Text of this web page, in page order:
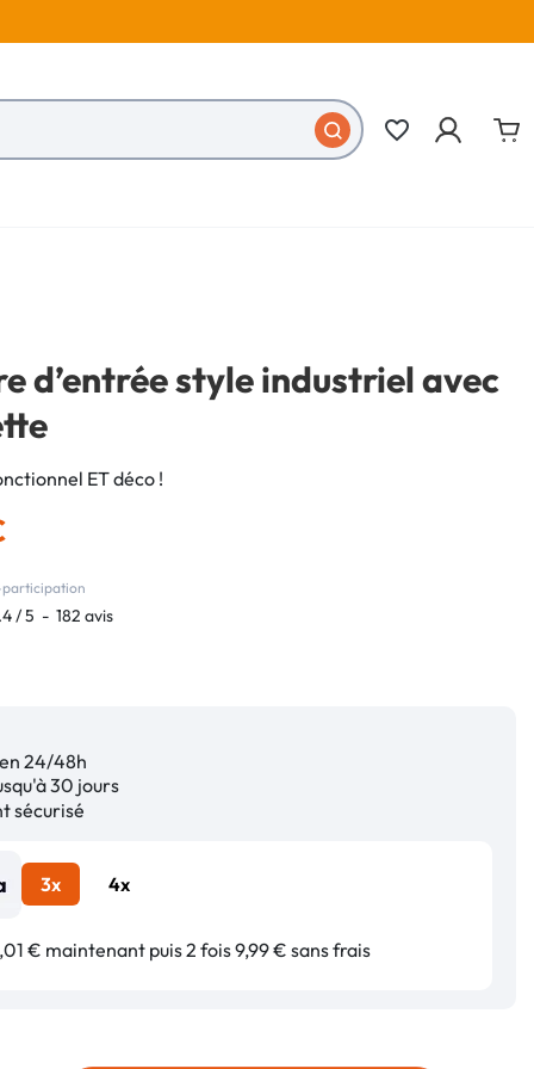
favorite_border
d’entrée style industriel avec
ET déco !
/5 - 182 avis
24/48h
30 jours
sécurisé
3x 4x
€ maintenant puis 2 fois 9,99 € sans frais